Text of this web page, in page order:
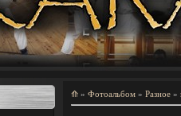
⟰ » Фотоальбом » Разное »